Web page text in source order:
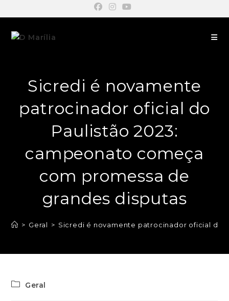
Sicredi é novamente
patrocinador oficial do
Paulistão 2023:
campeonato começa
com promessa de
grandes disputas
> Geral > Sicredi é novamente patrocinador oficial do
Geral